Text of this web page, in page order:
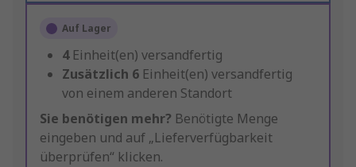
Auf Lager
4 Einheit(en) versandfertig
Zusätzlich 6 Einheit(en) versandfertig
von einem anderen Standort
Sie benötigen mehr? Benötigte Menge
eingeben und auf „Lieferverfügbarkeit
überprüfen“ klicken.